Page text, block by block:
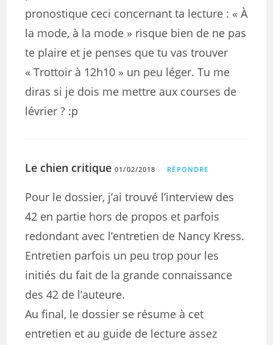
pronostique ceci concernant ta lecture : « À
la mode, à la mode » risque bien de ne pas
te plaire et je penses que tu vas trouver
« Trottoir à 12h10 » un peu léger. Tu me
diras si je dois me mettre aux courses de
lévrier ? :p
Le chien critique 01/02/2018 RÉPONDRE
Pour le dossier, j’ai trouvé l’interview des
42 en partie hors de propos et parfois
redondant avec l’entretien de Nancy Kress.
Entretien parfois un peu trop pour les
initiés du fait de la grande connaissance
des 42 de l’auteure.
Au final, le dossier se résume à cet
entretien et au guide de lecture assez